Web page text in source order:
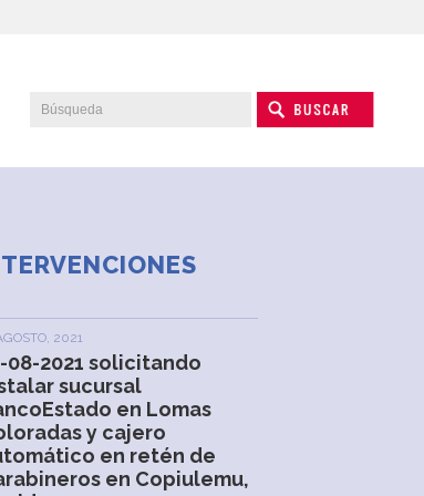
2021
08-2021 solicitando
sucursal
en Lomas
y cajero
en retén de
en Copiulemu,